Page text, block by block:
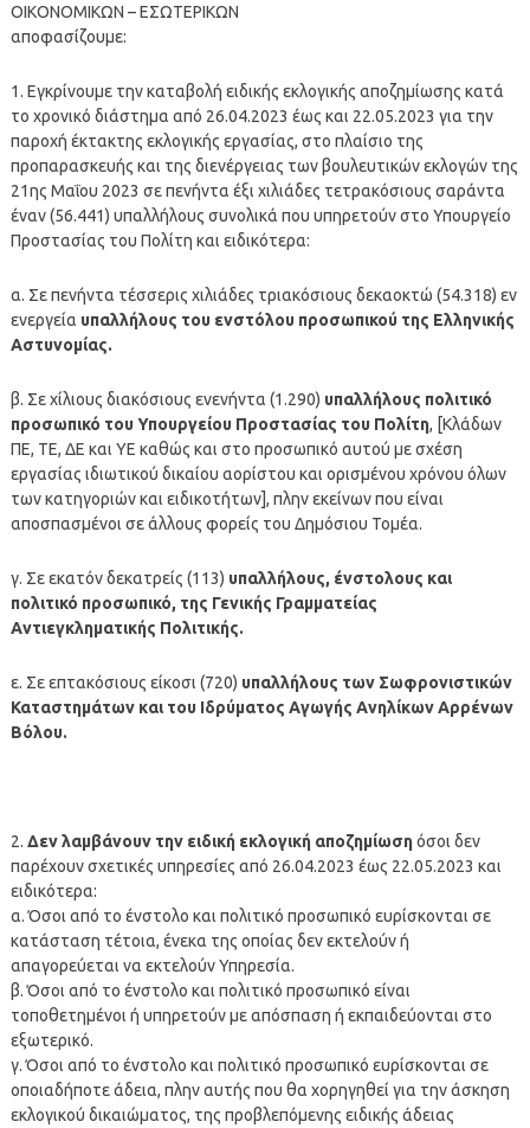
ΟΙΚΟΝΟΜΙΚΩΝ – ΕΣΩΤΕΡΙΚΩΝ
αποφασίζουμε:
1. Εγκρίνουμε την καταβολή ειδικής εκλογικής αποζημίωσης κατά
το χρονικό διάστημα από 26.04.2023 έως και 22.05.2023 για την
παροχή έκτακτης εκλογικής εργασίας, στο πλαίσιο της
προπαρασκευής και της διενέργειας των βουλευτικών εκλογών της
21ης Μαΐου 2023 σε πενήντα έξι χιλιάδες τετρακόσιους σαράντα
έναν (56.441) υπαλλήλους συνολικά που υπηρετούν στο Υπουργείο
Προστασίας του Πολίτη και ειδικότερα:
α. Σε πενήντα τέσσερις χιλιάδες τριακόσιους δεκαοκτώ (54.318) εν
ενεργεία υπαλλήλους του ενστόλου προσωπικού της Ελληνικής
Αστυνομίας.
β. Σε χίλιους διακόσιους ενενήντα (1.290) υπαλλήλους πολιτικό
προσωπικό του Υπουργείου Προστασίας του Πολίτη, [Κλάδων
ΠΕ, ΤΕ, ΔΕ και ΥΕ καθώς και στο προσωπικό αυτού με σχέση
εργασίας ιδιωτικού δικαίου αορίστου και ορισμένου χρόνου όλων
των κατηγοριών και ειδικοτήτων], πλην εκείνων που είναι
αποσπασμένοι σε άλλους φορείς του Δημόσιου Τομέα.
γ. Σε εκατόν δεκατρείς (113) υπαλλήλους, ένστολους και
πολιτικό προσωπικό, της Γενικής Γραμματείας
Αντιεγκληματικής Πολιτικής.
ε. Σε επτακόσιους είκοσι (720) υπαλλήλους των Σωφρονιστικών
Καταστημάτων και του Ιδρύματος Αγωγής Ανηλίκων Αρρένων
Βόλου.
2. Δεν λαμβάνουν την ειδική εκλογική αποζημίωσηόσοι δεν
παρέχουν σχετικές υπηρεσίες από 26.04.2023 έως 22.05.2023 και
ειδικότερα:
α. Όσοι από το ένστολο και πολιτικό προσωπικό ευρίσκονται σε
κατάσταση τέτοια, ένεκα της οποίας δεν εκτελούν ή
απαγορεύεται να εκτελούν Υπηρεσία.
β. Όσοι από το ένστολο και πολιτικό προσωπικό είναι
τοποθετημένοι ή υπηρετούν με απόσπαση ή εκπαιδεύονται στο
εξωτερικό.
γ. Όσοι από το ένστολο και πολιτικό προσωπικό ευρίσκονται σε
οποιαδήποτε άδεια, πλην αυτής που θα χορηγηθεί για την άσκηση
εκλογικού δικαιώματος, της προβλεπόμενης ειδικής άδειας